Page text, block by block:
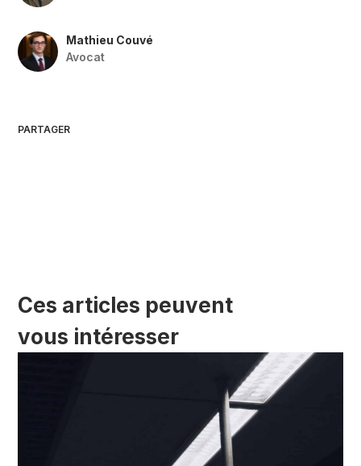
Mathieu Couvé
Avocat
PARTAGER
Ces articles peuvent
vous intéresser